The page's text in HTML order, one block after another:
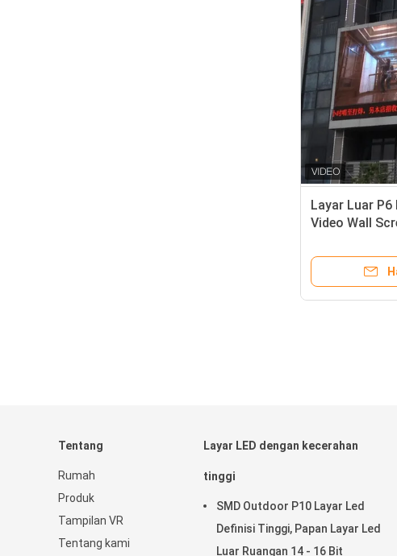
Layar Luar
Video Wall
Tentang
Rumah
Produk
Tampilan VR
Tentang kami
Layar LED dengan kecerahan
tinggi
SMD Outdoor P10 Layar Led
Definisi Tinggi, Papan Layar Led
Luar Ruangan 14 - 16 Bit